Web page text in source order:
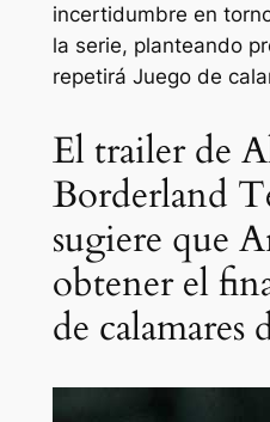
incertidumbre en
la serie, planteando
repetirá Juego de
El trailer de
Borderland
sugiere que
obtener el
de